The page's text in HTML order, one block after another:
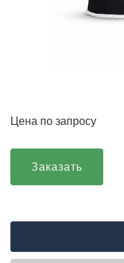
Цена по запросу
Заказать